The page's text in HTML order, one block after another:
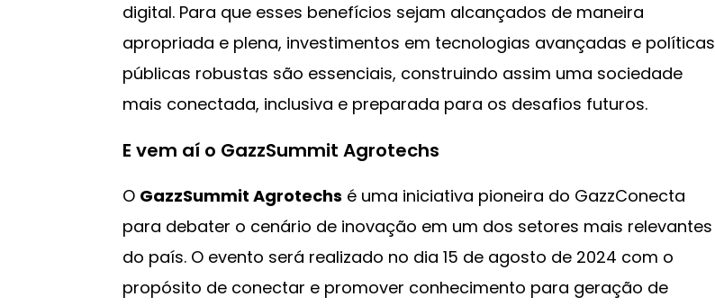
digital. Para que esses benefícios sejam alcançados de maneira
apropriada e plena, investimentos em tecnologias avançadas e políticas
públicas robustas são essenciais, construindo assim uma sociedade
mais conectada, inclusiva e preparada para os desafios futuros.
E vem aí o GazzSummit Agrotechs
O GazzSummit Agrotechs é uma iniciativa pioneira do GazzConecta
para debater o cenário de inovação em um dos setores mais relevantes
do país. O evento será realizado no dia 15 de agosto de 2024 com o
propósito de conectar e promover conhecimento para geração de